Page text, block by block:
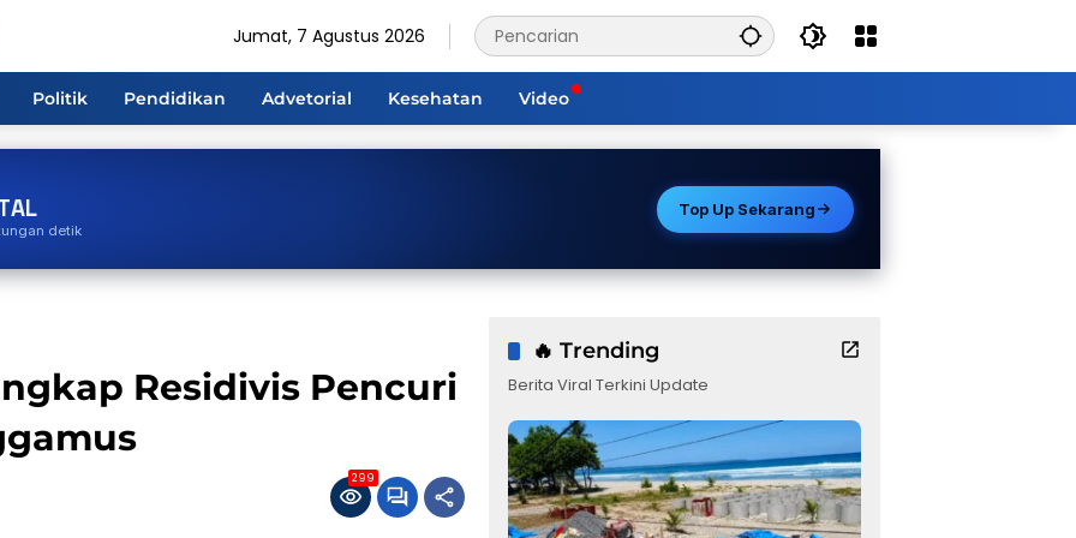
Jumat, 7 Agustus 2026
Politik Pendidikan Advetorial Kesehatan Video
detik
Top Up Sekarang
Residivis Pencuri
299
🔥 Trending
Berita Viral Terkini Update